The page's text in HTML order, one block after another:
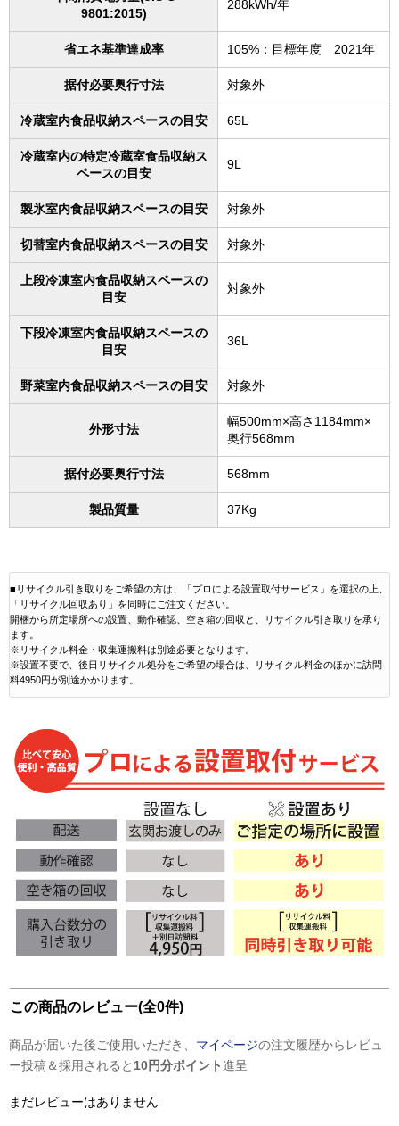
9801:2015)
288kWh/年
省エネ基準達成率 105%：目標年度 2021年
据付必要奥行寸法 対象外
冷蔵室内食品収納スペースの目安 65L
冷蔵室内の特定冷蔵室食品収納ス
ペースの目安
9L
製氷室内食品収納スペースの目安 対象外
切替室内食品収納スペースの目安 対象外
上段冷凍室内食品収納スペースの
目安
対象外
下段冷凍室内食品収納スペースの
目安
36L
野菜室内食品収納スペースの目安 対象外
外形寸法
幅500mm×高さ1184mm×
奥行568mm
据付必要奥行寸法 568mm
製品質量 37Kg
■リサイクル引き取りをご希望の方は、「プロによる設置取付サービス」を選択の上、
「リサイクル回収あり」を同時にご注文ください。
開梱から所定場所への設置、動作確認、空き箱の回収と、リサイクル引き取りを承り
ます。
※リサイクル料金・収集運搬料は別途必要となります。
※設置不要で、後日リサイクル処分をご希望の場合は、リサイクル料金のほかに訪問
料4950円が別途かかります。
この商品のレビュー(全0件)
商品が届いた後ご使用いただき、 マイページの注文履歴からレビュ
ー投稿＆採用されると 10円分ポイント進呈
まだレビューはありません